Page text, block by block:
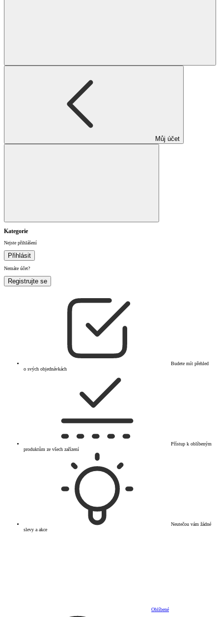
Můj účet
Kategorie
Nejste přihlášení
Přihlásit
Nemáte účet?
Registrujte se
Budete mít přehled
o svých objednávkách
Přístup k oblíbeným
produktům ze všech zařízení
Neutečou vám žádné
slevy a akce
Oblíbené